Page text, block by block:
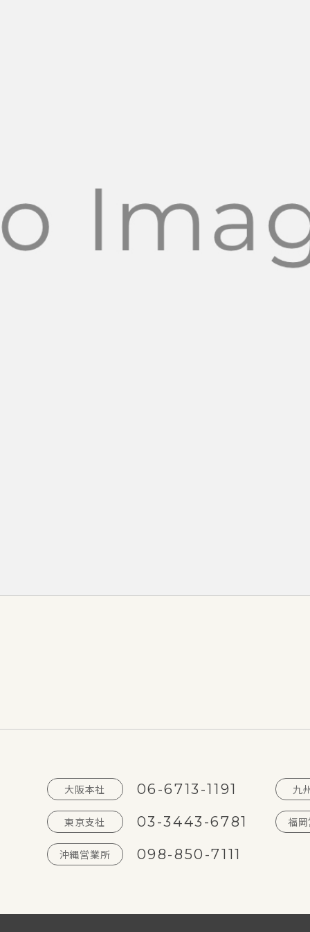
大阪本社 06-6713-1191 九
東京支社 03-3443-6781 福
沖縄営業所 098-850-7111